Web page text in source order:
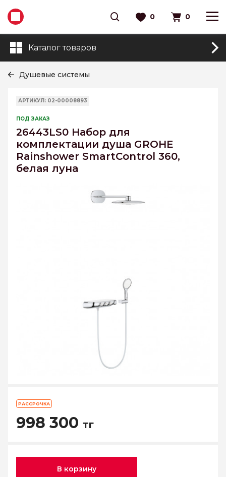
0 0
Каталог товаров
Душевые системы
АРТИКУЛ: 02-00008893
ПОД ЗАКАЗ
26443LS0 Набор для
комплектации душа GROHE
Rainshower SmartControl 360,
белая луна
РАССРОЧКА
998 300 тг
В корзину